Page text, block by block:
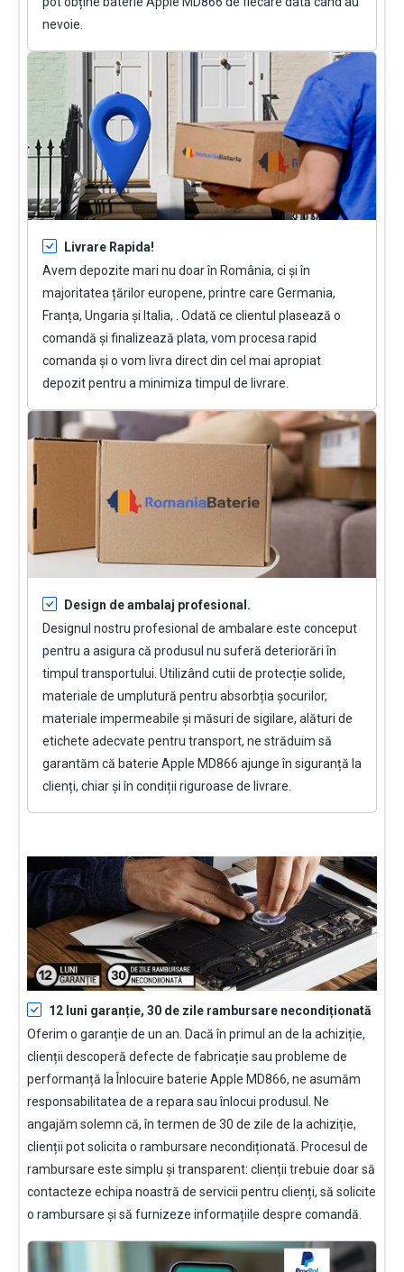
nevoie.
Livrare Rapida!
Avem depozite mari nu doar în România, ci și în
majoritatea țărilor europene, printre care Germania,
Franța, Ungaria și Italia, . Odată ce clientul plasează o
comandă și finalizează plata, vom procesa rapid
comanda și o vom livra direct din cel mai apropiat
depozit pentru a minimiza timpul de livrare.
Design de ambalaj profesional.
Designul nostru profesional de ambalare este conceput
pentru a asigura că produsul nu suferă deteriorări în
timpul transportului. Utilizând cutii de protecție solide,
materiale de umplutură pentru absorbția șocurilor,
materiale impermeabile și măsuri de sigilare, alături de
etichete adecvate pentru transport, ne străduim să
garantăm că baterie Apple MD866 ajunge în siguranță la
clienți, chiar și în condiții riguroase de livrare.
12 luni garanție, 30 de zile rambursare necondiționată
Oferim o garanție de un an. Dacă în primul an de la achiziție,
clienții descoperă defecte de fabricație sau probleme de
performanță la Înlocuire baterie Apple MD866, ne asumăm
responsabilitatea de a repara sau înlocui produsul. Ne
angajăm solemn că, în termen de 30 de zile de la achiziție,
clienții pot solicita o rambursare necondiționată. Procesul de
rambursare este simplu și transparent: clienții trebuie doar să
contacteze echipa noastră de servicii pentru clienți, să solicite
o rambursare și să furnizeze informațiile despre comandă.